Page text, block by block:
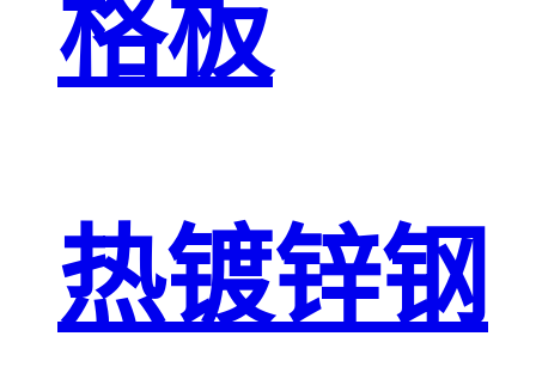
格板
热镀锌钢